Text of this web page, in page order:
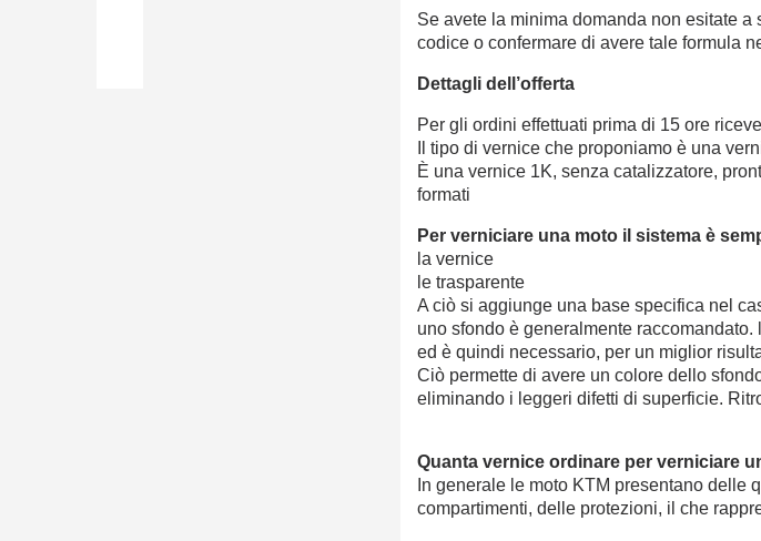
Se avete la minima domanda non esitate a
codice o confermare di avere tale formula
Dettagli dell’offerta
Per gli ordini effettuati prima di 15 ore
Il tipo di vernice che proponiamo è una
È una vernice 1K, senza catalizzatore,
formati
Per verniciare una moto il sistema è
la vernice
le trasparente
A ciò si aggiunge una base specifica nel
uno sfondo è generalmente
ed è quindi necessario, per un miglior
Ciò permette di avere un colore dello
eliminando i leggeri difetti di superficie.
Quanta vernice ordinare per verniciare
In generale le moto KTM presentano delle
compartimenti, delle protezioni, il che